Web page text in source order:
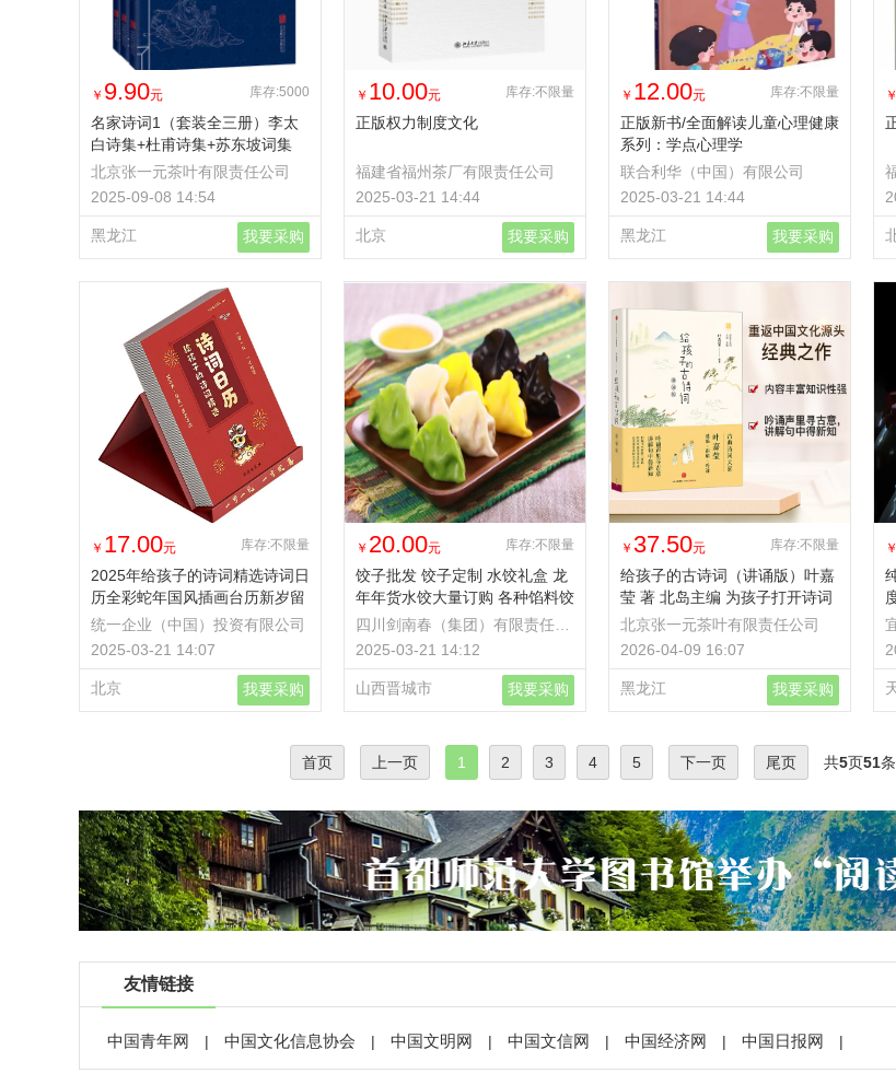
￥ 9.90元 库存:5000
名家诗词1（套装全三册）李太
白诗集+杜甫诗集+苏东坡词集
北京张一元茶叶有限责任公司
2025-09-08 14:54
黑龙江 我要采购
￥ 10.00元 库存:不限量
正版权力制度文化
福建省福州茶厂有限责任公司
2025-03-21 14:44
北京 我要采购
￥ 12.00元 库存:不限量
正版新书/全面解读儿童心理健康
系列：学点心理学
9787572136313 正版新书/全面
解读儿童心理健康系列：学点心
联合利华（中国）有限公司
2025-03-21 14:44
黑龙江 我要采购
￥
￥ 17.00元 库存:不限量
2025年给孩子的诗词精选诗词日
历全彩蛇年国风插画台历新岁留
珍
统一企业（中国）投资有限公司
2025-03-21 14:07
北京 我要采购
￥ 20.00元 库存:不限量
饺子批发 饺子定制 水饺礼盒 龙
年年货水饺大量订购 各种馅料饺
子 饺子批发 饺子定制 水饺礼盒
龙年年货水饺大量订购 各种馅料
四川剑南春（集团）有限责任公
司
2025-03-21 14:12
山西晋城市 我要采购
￥ 37.50元 库存:不限量
给孩子的古诗词（讲诵版）叶嘉
莹 著 北岛主编 为孩子打开诗词
之门 中信出版社童书 给孩子读
诗 现货
北京张一元茶叶有限责任公司
2026-04-09 16:07
黑龙江 我要采购
￥
首页 上一页 1 2 3 4 5 下一页 尾页 共5页51
友情链接
中国青年网 | 中国文化信息协会 | 中国文明网 | 中国文信网 | 中国经济网 | 中国日报网 |